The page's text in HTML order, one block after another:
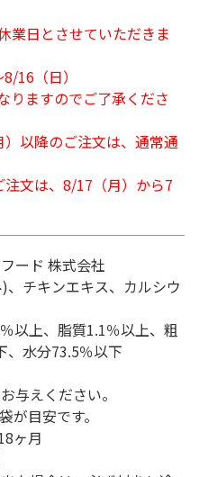
業日とさせていただきま
16（日）
りますのでご了承くださ
以降のご注文は、通常通
文は、8/17（月）から7
ード 株式会社
、チキンエキス、カルシウ
以上、脂質1.1％以上、粗
、水分73.5％以下
与えください。
が目安です。
ヶ月